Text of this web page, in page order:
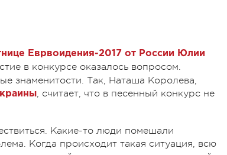
Еврвоидения-2017 от России Юлии
в конкурсе оказалось вопросом.
знаменитости. Так, Наташа Королева,
, считает, что в песенный конкурс не
Какие-то люди помешали
Когда происходит такая ситуация, всю